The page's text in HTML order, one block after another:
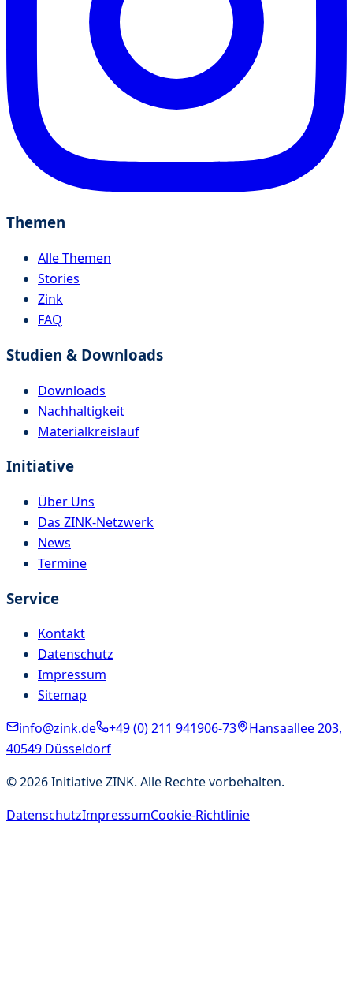
Themen
Alle Themen
Stories
Zink
FAQ
Studien & Downloads
Downloads
Nachhaltigkeit
Materialkreislauf
Initiative
Über Uns
Das ZINK-Netzwerk
News
Termine
Service
Kontakt
Datenschutz
Impressum
Sitemap
info@zink.de
+49 (0) 211 941906-73
Hansaallee 203,
40549 Düsseldorf
©2026Initiative ZINK. Alle Rechte vorbehalten.
DatenschutzImpressumCookie-Richtlinie